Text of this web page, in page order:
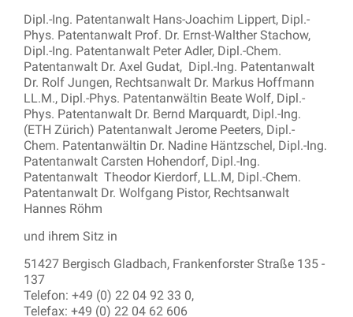
Dipl.-Ing. Patentanwalt Hans-Joachim Lippert, Dipl.-
Phys. Patentanwalt Prof. Dr. Ernst-Walther Stachow,
Dipl.-Ing. Patentanwalt Peter Adler, Dipl.-Chem.
Patentanwalt Dr. Axel Gudat, Dipl.-Ing. Patentanwalt
Dr. Rolf Jungen, Rechtsanwalt Dr. Markus Hoffmann
LL.M., Dipl.-Phys. Patentanwältin Beate Wolf, Dipl.-
Phys. Patentanwalt Dr. Bernd Marquardt, Dipl.-Ing.
(ETH Zürich) Patentanwalt Jerome Peeters, Dipl.-
Chem. Patentanwältin Dr. Nadine Häntzschel, Dipl.-Ing.
Patentanwalt Carsten Hohendorf, Dipl.-Ing.
Patentanwalt Theodor Kierdorf, LL.M, Dipl.-Chem.
Patentanwalt Dr. Wolfgang Pistor, Rechtsanwalt
Hannes Röhm
und ihrem Sitz in
51427 Bergisch Gladbach, Frankenforster Straße 135 -
137
Telefon: +49 (0) 22 04 92 33 0,
Telefax: +49 (0) 22 04 62 606